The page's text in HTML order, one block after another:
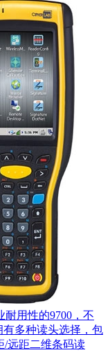
用性的9700，不
多种读头选择，包
距/远距二维条码读